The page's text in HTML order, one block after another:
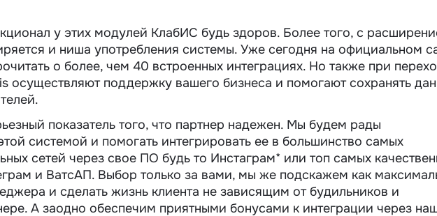
у этих модулей КлабИС будь здоров. Более того, с
и ниша употребления системы. Уже сегодня на официальном
о более, чем 40 встроенных интеграциях. Но также при
осуществляют поддержку вашего бизнеса и помогают сохранять
показатель того, что партнер надежен. Мы будем рады
системой и помогать интегрировать ее в большинство самых
сетей через свое ПО будь то Инстаграм* или топ самых
и ВатсАП. Выбор только за вами, мы же подскажем как
и сделать жизнь клиента не зависящим от будильников и
А заодно обеспечим приятными бонусами к интеграции через